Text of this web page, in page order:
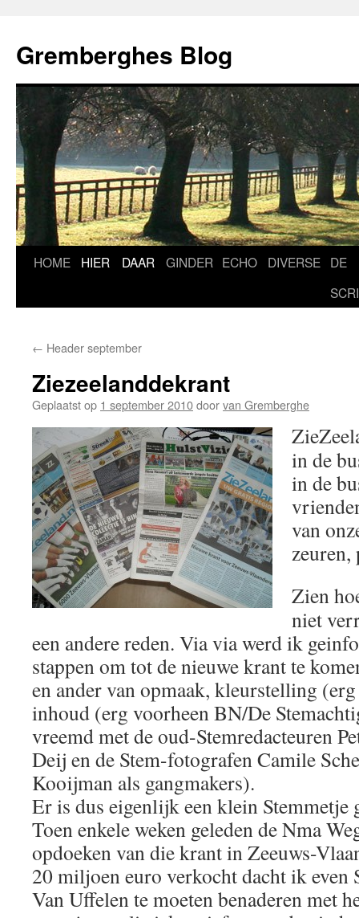
de
inhoud
Gremberghes Blog
HOME HIER DAAR GINDER ECHO DIVERSE DE
← Header september
Ziezeelanddekrant
Geplaatst op 1 september 2010doorvan Gremberghe
in de
in de
van
zeuren,
Zien
niet
een andere reden. Via via werd ik
stappen om tot de nieuwe krant te
en ander van opmaak, kleurstelling
inhoud (erg voorheen BN/De
vreemd met de oud-Stemredacteuren
Deij en de Stem-fotografen Camile
Kooijman als gangmakers).
Er is dus eigenlijk een klein Stemmetje
Toen enkele weken geleden de Nma
opdoeken van die krant in Zeeuws-
20 miljoen euro verkocht dacht ik even
Van Uffelen te moeten benaderen met